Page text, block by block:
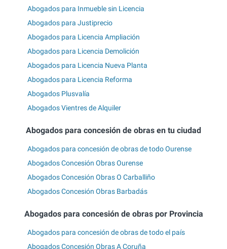
Abogados para Inmueble sin Licencia
Abogados para Justiprecio
Abogados para Licencia Ampliación
Abogados para Licencia Demolición
Abogados para Licencia Nueva Planta
Abogados para Licencia Reforma
Abogados Plusvalía
Abogados Vientres de Alquiler
Abogados para concesión de obras en tu ciudad
Abogados para concesión de obras de todo Ourense
Abogados Concesión Obras Ourense
Abogados Concesión Obras O Carballiño
Abogados Concesión Obras Barbadás
Abogados para concesión de obras por Provincia
Abogados para concesión de obras de todo el país
Abogados Concesión Obras A Coruña